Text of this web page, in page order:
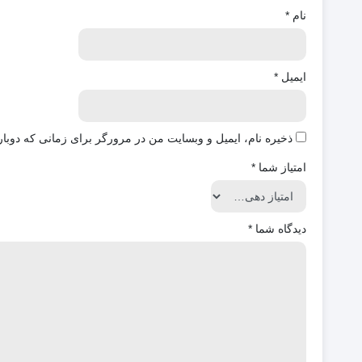
نام *
ایمیل *
ذخیره نام، ایمیل و وبسایت من در مرورگر برای زمانی که
امتیاز شما *
دیدگاه شما *